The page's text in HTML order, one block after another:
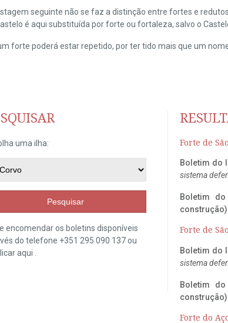
seguinte não se faz a distinção entre fortes e
é aqui substituída por forte ou fortaleza, salvo o
forte poderá estar repetido, por ter tido mais que um
uma ilha:
Pesquisar
encomendar os boletins disponíveis
do telefone +351 295 090 137 ou
aqui
Forte de
Boletim do
sistema
Boletim
construção)
Forte de
Boletim do
sistema
Boletim
construção)
Forte do